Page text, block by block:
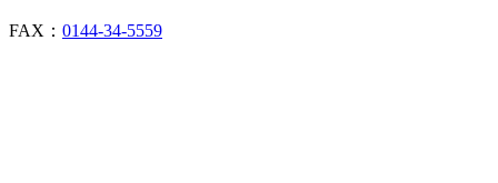
FAX： 0144-34-5559